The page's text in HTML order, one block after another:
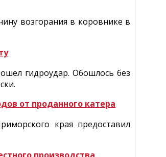
возгорания в коровнике в
гидроудар. Обошлось без
от проданного катера
края предоставил